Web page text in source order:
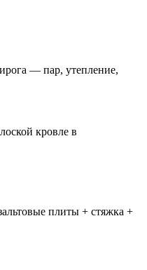
— пар, утепление,
плиты + стяжка +